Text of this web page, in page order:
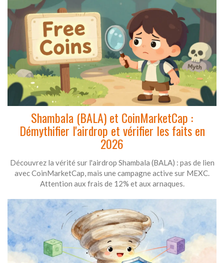
Shambala (BALA) et CoinMarketCap :
Démythifier l'airdrop et vérifier les faits en
2026
Découvrez la vérité sur l'airdrop Shambala (BALA) : pas de lien
avec CoinMarketCap, mais une campagne active sur MEXC.
Attention aux frais de 12% et aux arnaques.